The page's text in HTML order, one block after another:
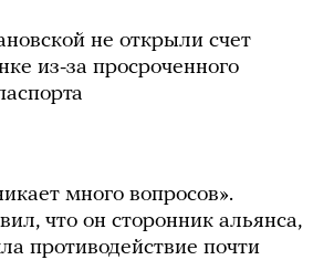
не открыли счет
из-за просроченного
много вопросов».
что он сторонник альянса,
противодействие почти